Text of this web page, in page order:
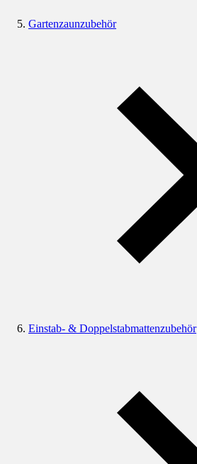
Gartenzaunzubehör
Einstab- & Doppelstabmattenzubehör